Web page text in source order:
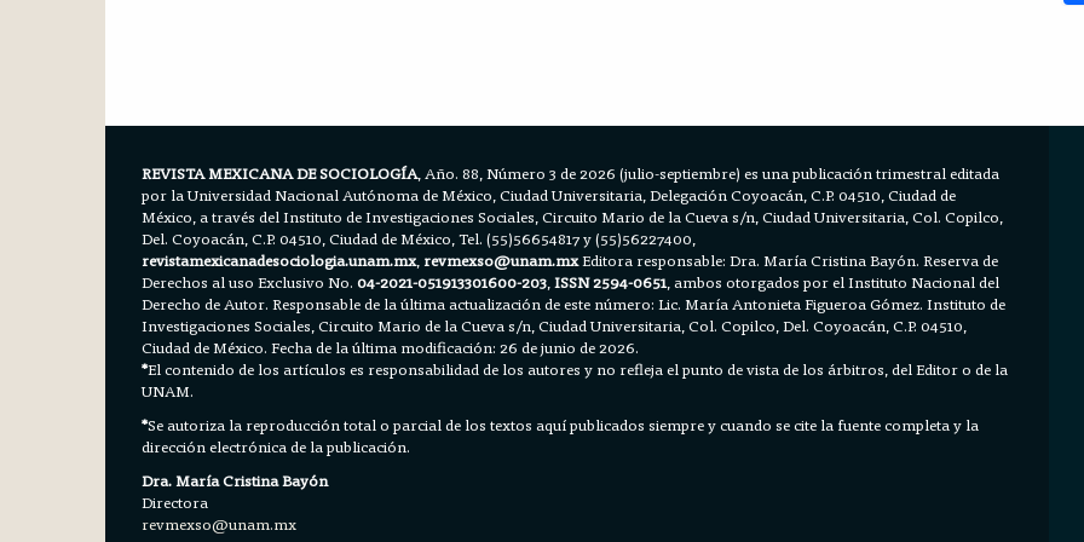
REVISTA MEXICANA DE SOCIOLOGÍA, Año. 88, Número 3 de 2026 (julio-septiembre) es una publicación trimestral editada
por la Universidad Nacional Autónoma de México, Ciudad Universitaria, Delegación Coyoacán, C.P. 04510, Ciudad de
México, a través del Instituto de Investigaciones Sociales, Circuito Mario de la Cueva s/n, Ciudad Universitaria, Col. Copilco,
Del. Coyoacán, C.P. 04510, Ciudad de México, Tel. (55)56654817 y (55)56227400,
revistamexicanadesociologia.unam.mx,revmexso@unam.mxEditora responsable: Dra. María Cristina Bayón. Reserva de
Derechos al uso Exclusivo No.04-2021-051913301600-203,ISSN 2594-0651, ambos otorgados por el Instituto Nacional del
Derecho de Autor. Responsable de la última actualización de este número: Lic. María Antonieta Figueroa Gómez. Instituto de
Investigaciones Sociales, Circuito Mario de la Cueva s/n, Ciudad Universitaria, Col. Copilco, Del. Coyoacán, C.P. 04510,
Ciudad de México. Fecha de la última modificación: 26 de junio de 2026.
*El contenido de los artículos es responsabilidad de los autores y no refleja el punto de vista de los árbitros, del Editor o de la
UNAM.
*Se autoriza la reproducción total o parcial de los textos aquí publicados siempre y cuando se cite la fuente completa y la
dirección electrónica de la publicación.
Dra. María Cristina Bayón
Directora
revmexso@unam.mx